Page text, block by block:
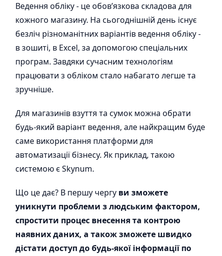
Ведення обліку - це обов’язкова складова для
кожного магазину. На сьогоднішній день існує
безліч різноманітних варіантів ведення обліку -
в зошиті, в Excel, за допомогою спеціальних
програм. Завдяки сучасним технологіям
працювати з обліком стало набагато легше та
зручніше.
Для магазинів взуття та сумок можна обрати
будь-який варіант ведення, але найкращим буде
саме використання платформи для
автоматизації бізнесу. Як приклад, такою
системою є Skynum.
Що це дає? В першу чергу ви зможете
уникнути проблеми з людським фактором,
спростити процес внесення та контрою
наявних даних, а також зможете швидко
дістати доступ до будь-якої інформації по